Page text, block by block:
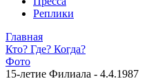
Реплики
Главная
Кто? Где? Когда?
Фото
15-летие Филиала - 4.4.1987